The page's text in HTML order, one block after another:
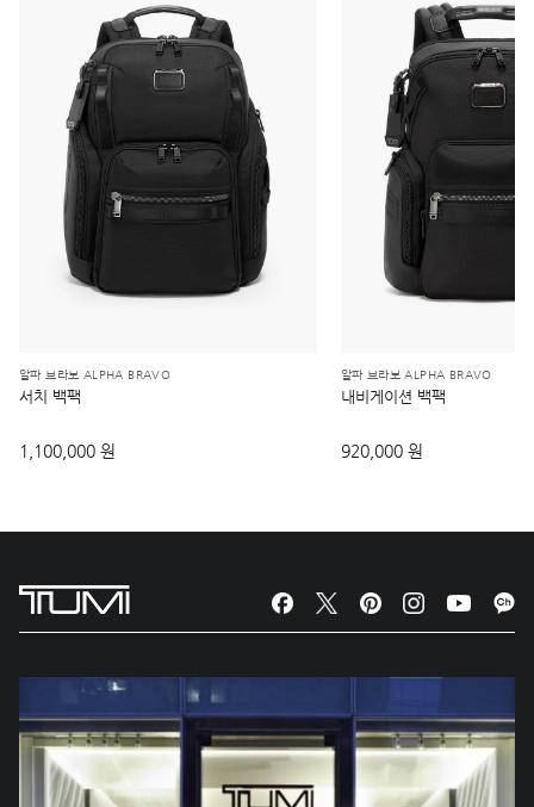
알파 브라보 ALPHA BRAVO
서치 백팩
1,100,000 원
알파 브라보 ALPHA BRAVO
내비게이션 백팩
920,000 원